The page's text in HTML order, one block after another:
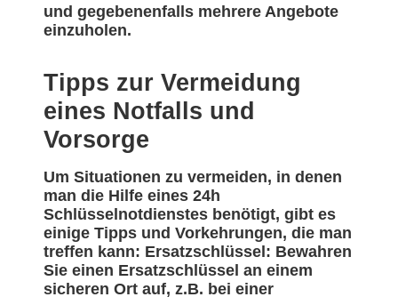
und gegebenenfalls mehrere Angebote
einzuholen.
Tipps zur Vermeidung
eines Notfalls und
Vorsorge
Um Situationen zu vermeiden, in denen
man die Hilfe eines 24h
Schlüsselnotdienstes benötigt, gibt es
einige Tipps und Vorkehrungen, die man
treffen kann: Ersatzschlüssel: Bewahren
Sie einen Ersatzschlüssel an einem
sicheren Ort auf, z.B. bei einer